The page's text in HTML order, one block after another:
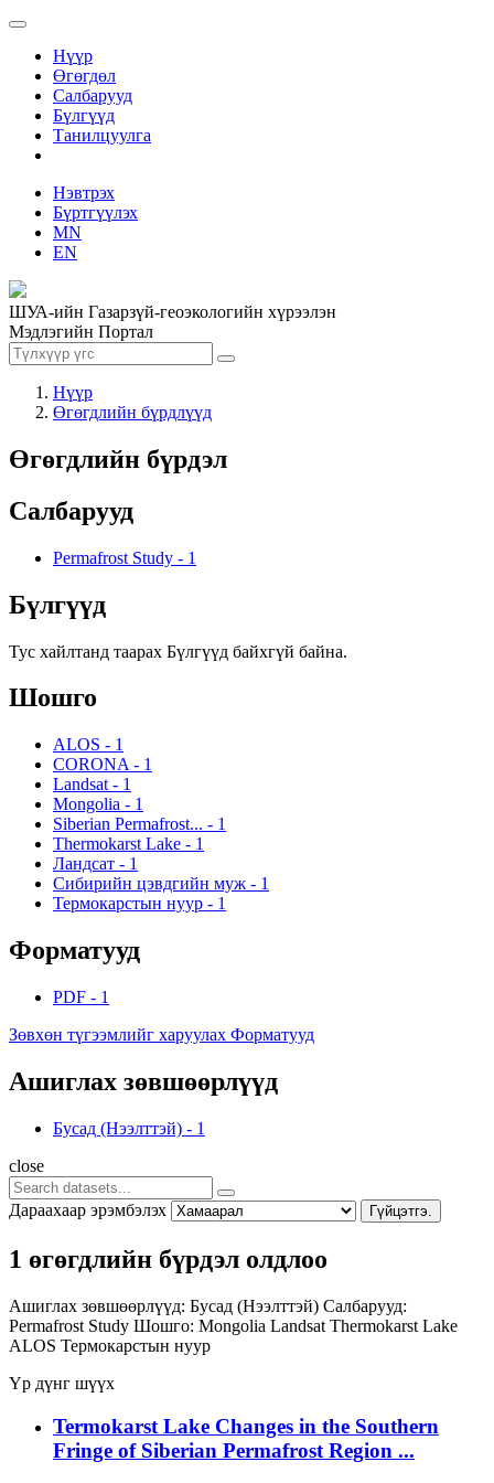
Нүүр
Өгөгдөл
Салбарууд
Бүлгүүд
Танилцуулга
Нэвтрэх
Бүртгүүлэх
MN
EN
ШУА-ийн Газарзүй-геоэкологийн хүрээлэн
Мэдлэгийн Портал
Нүүр
Өгөгдлийн бүрдлүүд
Өгөгдлийн бүрдэл
Салбарууд
Permafrost Study - 1
Бүлгүүд
Тус хайлтанд таарах Бүлгүүд байхгүй байна.
Шошго
ALOS - 1
CORONA - 1
Landsat - 1
Mongolia - 1
Siberian Permafrost... - 1
Thermokarst Lake - 1
Ландсат - 1
Сибирийн цэвдгийн муж - 1
Термокарстын нуур - 1
Форматууд
PDF - 1
Зөвхөн түгээмлийг харуулах Форматууд
Ашиглах зөвшөөрлүүд
Бусад (Нээлттэй) - 1
close
Дараахаар эрэмбэлэх Гүйцэтгэ.
1 өгөгдлийн бүрдэл олдлоо
Ашиглах зөвшөөрлүүд: Бусад (Нээлттэй) Салбарууд:
Permafrost Study Шошго: Mongolia Landsat Thermokarst Lake
ALOS Термокарстын нуур
Үр дүнг шүүх
Termokarst Lake Changes in the Southern
Fringe of Siberian Permafrost Region ...